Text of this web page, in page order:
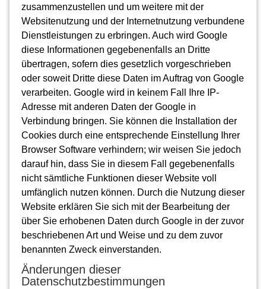
zusammenzustellen und um weitere mit der
Websitenutzung und der Internetnutzung verbundene
Dienstleistungen zu erbringen. Auch wird Google
diese Informationen gegebenenfalls an Dritte
übertragen, sofern dies gesetzlich vorgeschrieben
oder soweit Dritte diese Daten im Auftrag von Google
verarbeiten. Google wird in keinem Fall Ihre IP-
Adresse mit anderen Daten der Google in
Verbindung bringen. Sie können die Installation der
Cookies durch eine entsprechende Einstellung Ihrer
Browser Software verhindern; wir weisen Sie jedoch
darauf hin, dass Sie in diesem Fall gegebenenfalls
nicht sämtliche Funktionen dieser Website voll
umfänglich nutzen können. Durch die Nutzung dieser
Website erklären Sie sich mit der Bearbeitung der
über Sie erhobenen Daten durch Google in der zuvor
beschriebenen Art und Weise und zu dem zuvor
benannten Zweck einverstanden.
Änderungen dieser
Datenschutzbestimmungen